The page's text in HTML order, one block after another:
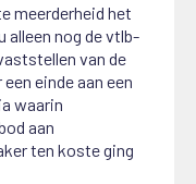
meerderheid het
alleen nog de vtlb-
van de
einde aan een
waarin
aan
ten koste ging